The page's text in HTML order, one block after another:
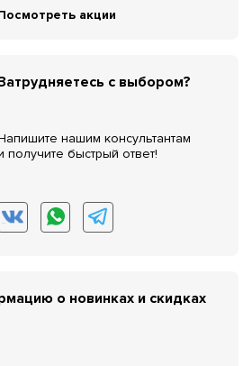
акции
с выбором?
нашим консультантам
получите быстрый ответ!
о новинках и скидках